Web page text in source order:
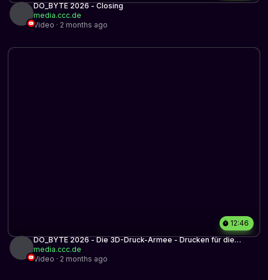
DO_BYTE 2026 - Closing
media.ccc.de
Video · 2 months ago
12:46
DO_BYTE 2026 - Die 3D-Druck-Armee - Drucken für die
Ukraine
media.ccc.de
Video · 2 months ago